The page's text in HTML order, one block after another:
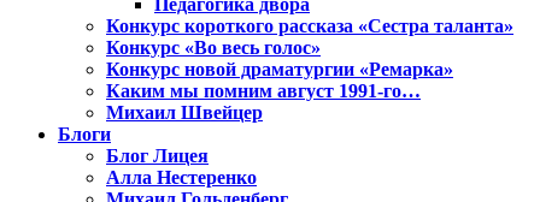
Педагогика двора
Конкурс короткого рассказа «Сестра таланта»
Конкурс «Во весь голос»
Конкурс новой драматургии «Ремарка»
Каким мы помним август 1991-го…
Михаил Швейцер
Блоги
Блог Лицея
Алла Нестеренко